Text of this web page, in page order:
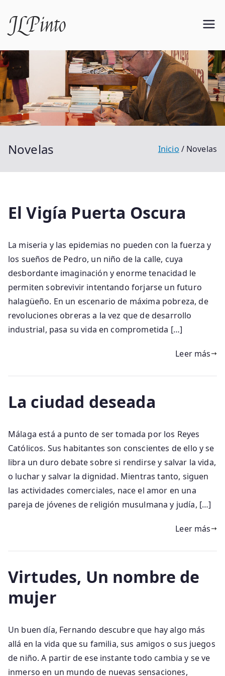
contenido
JLPinto
Novelas Inicio Novelas
El Vigía Puerta Oscura
La miseria y las epidemias no pueden con la fuerza y
los sueños de Pedro, un niño de la calle, cuya
desbordante imaginación y enorme tenacidad le
permiten sobrevivir intentando forjarse un futuro
halagüeño. En un escenario de máxima pobreza, de
revoluciones obreras a la vez que de desarrollo
industrial, pasa su vida en comprometida […]
Leer más
La ciudad deseada
Málaga está a punto de ser tomada por los Reyes
Católicos. Sus habitantes son conscientes de ello y se
libra un duro debate sobre si rendirse y salvar la vida,
o luchar y salvar la dignidad. Mientras tanto, siguen
las actividades comerciales, nace el amor en una
pareja de jóvenes de religión musulmana y judía, […]
Leer más
Virtudes, Un nombre de
mujer
Un buen día, Fernando descubre que hay algo más
allá en la vida que su familia, sus amigos o sus juegos
de niño. A partir de ese instante todo cambia y se ve
inmerso en un mundo de nuevas sensaciones,